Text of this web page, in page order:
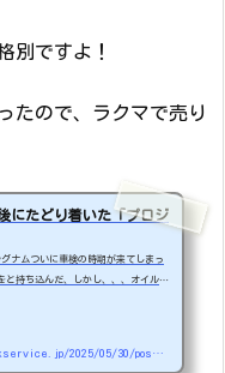
別ですよ！
たので、ラクマで売り
にたどり着いた「プロジ
ナムついに車検の時期が来てしまっ
と持ち込んだ、しかし、、、オイル漏
身に対応してくれてたところだった
https://www.bookservice.jp/2025/05/30/post-48125